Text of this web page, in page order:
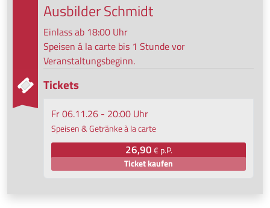
Ausbilder Schmidt
Einlass ab 18:00 Uhr
Speisen á la carte bis 1 Stunde vor
Veranstaltungsbeginn.
Tickets
Fr 06.11.26 - 20:00 Uhr
Speisen & Getränke à la carte
26,90€ p.P.
Ticket kaufen